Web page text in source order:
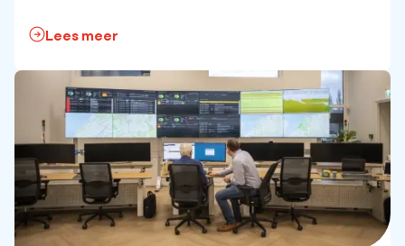
Lees meer